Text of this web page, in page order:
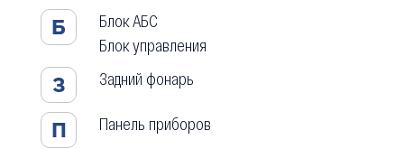
Б
Блок АБС
Блок управления
З Задний фонарь
П Панель приборов